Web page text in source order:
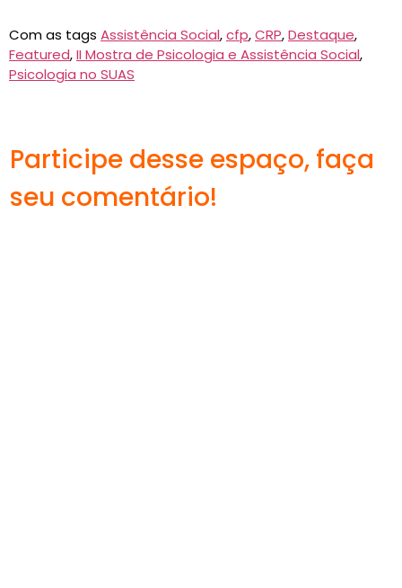
Com as tags Assistência Social,cfp,CRP,Destaque,
Featured,II Mostra de Psicologia e Assistência Social,
Psicologia no SUAS
Participe desse espaço, faça
seu comentário!